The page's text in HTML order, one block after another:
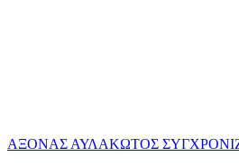
ΑΞΟΝΑΣ ΑΥΛΑΚΩΤΟΣ